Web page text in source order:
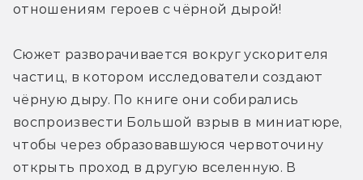
отношениям героев с чёрной дырой!
Сюжет разворачивается вокруг ускорителя
частиц, в котором исследователи создают
чёрную дыру. По книге они собирались
воспроизвести Большой взрыв в миниатюре,
чтобы через образовавшуюся червоточину
открыть проход в другую вселенную. В